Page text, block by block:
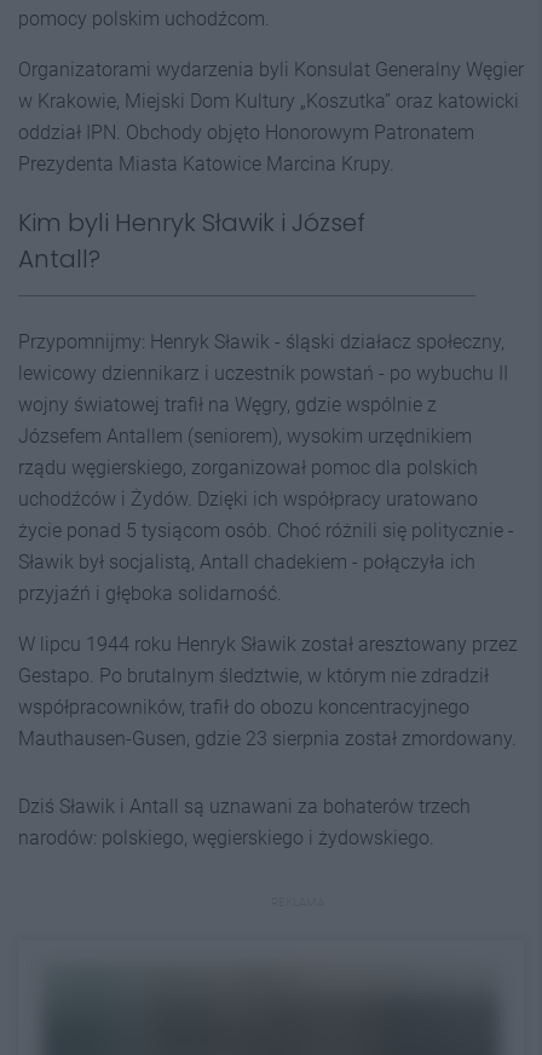
pomocy polskim uchodźcom.
Organizatorami wydarzenia byli Konsulat Generalny Węgier
w Krakowie, Miejski Dom Kultury „Koszutka” oraz katowicki
oddział IPN. Obchody objęto Honorowym Patronatem
Prezydenta Miasta Katowice Marcina Krupy.
Kim byli Henryk Sławik i József
Antall?
Przypomnijmy: Henryk Sławik - śląski działacz społeczny,
lewicowy dziennikarz i uczestnik powstań - po wybuchu II
wojny światowej trafił na Węgry, gdzie wspólnie z
Józsefem Antallem (seniorem), wysokim urzędnikiem
rządu węgierskiego, zorganizował pomoc dla polskich
uchodźców i Żydów. Dzięki ich współpracy uratowano
życie ponad 5 tysiącom osób. Choć różnili się politycznie -
Sławik był socjalistą, Antall chadekiem - połączyła ich
przyjaźń i głęboka solidarność.
W lipcu 1944 roku Henryk Sławik został aresztowany przez
Gestapo. Po brutalnym śledztwie, w którym nie zdradził
współpracowników, trafił do obozu koncentracyjnego
Mauthausen-Gusen, gdzie 23 sierpnia został zmordowany.
Dziś Sławik i Antall są uznawani za bohaterów trzech
narodów: polskiego, węgierskiego i żydowskiego.